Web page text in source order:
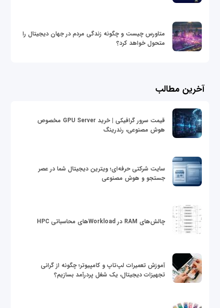
متاورس چیست و چگونه زندگی مردم در جهان دیجیتال را
متحول خواهد کرد؟
آخرین مطالب
قیمت سرور گرافیکی | خرید GPU Server مخصوص
هوش مصنوعی، رندرینگ
سایت شرکتی حرفه‌ای؛ ویترین دیجیتال شما در عصر
جستجو و هوش مصنوعی
چالش‌های RAM در Workloadهای محاسباتی HPC
آموزش تعمیرات لپ‌تاپ و کامپیوتر؛ چگونه از گرانی
تجهیزات دیجیتال، یک شغل پردرآمد بسازیم؟